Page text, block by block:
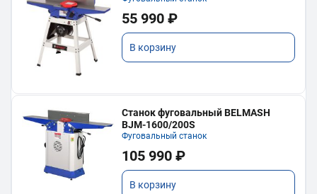
55 990 ₽
В корзину
Станок фуговальный BELMASH
BJM-1600/200S
Фуговальный станок
105 990 ₽
В корзину